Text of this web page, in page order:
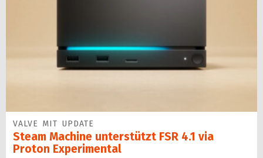
VALVE MIT UPDATE
Steam Machine unterstützt FSR 4.1 via
Proton Experimental